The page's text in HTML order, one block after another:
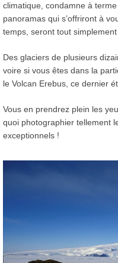
climatique, condamne à
panoramas qui s’offriront à
temps, seront tout
Des glaciers de plusieurs
voire si vous êtes dans la
le Volcan Erebus, ce dernier
Vous en prendrez plein les
quoi photographier tellement
exceptionnels !